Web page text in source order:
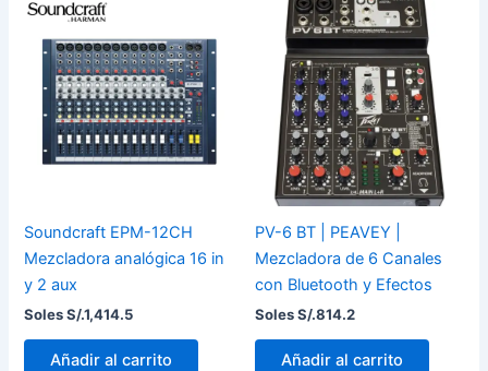
Soundcraft EPM-12CH
Mezcladora analógica 16 in
y 2 aux
Soles S/.1,414.5
Añadir al carrito
PV-6 BT | PEAVEY |
Mezcladora de 6 Canales
con Bluetooth y Efectos
Soles S/.814.2
Añadir al carrito